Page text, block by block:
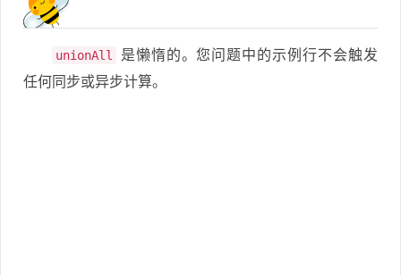
unionAll
是懒惰的。您问题中的示例行不会触发
任何同步或异步计算。